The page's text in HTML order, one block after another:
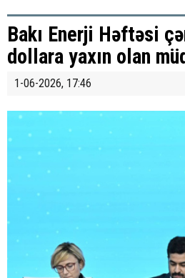
Bakı Enerji Həftəsi
dollara yaxın olan
1-06-2026, 17:46